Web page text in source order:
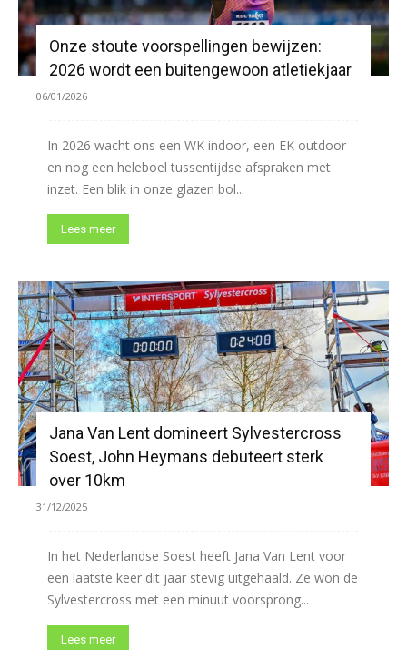
Onze stoute voorspellingen bewijzen:
2026 wordt een buitengewoon atletiekjaar
06/01/2026
In 2026 wacht ons een WK indoor, een EK outdoor
en nog een heleboel tussentijdse afspraken met
inzet. Een blik in onze glazen bol...
Lees meer
Jana Van Lent domineert Sylvestercross
Soest, John Heymans debuteert sterk
over 10km
31/12/2025
In het Nederlandse Soest heeft Jana Van Lent voor
een laatste keer dit jaar stevig uitgehaald. Ze won de
Sylvestercross met een minuut voorsprong...
Lees meer